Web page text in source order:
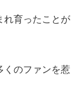
れ育ったことが
くのファンを惹